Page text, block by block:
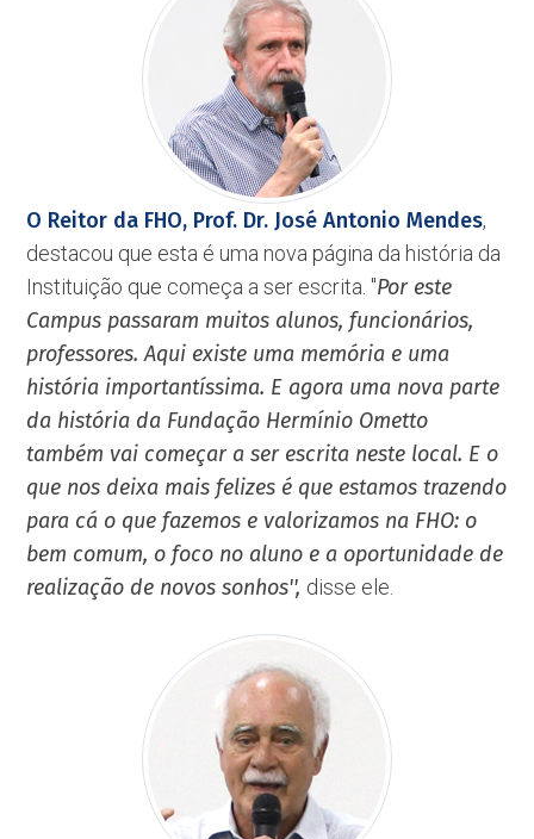
O Reitor da FHO, Prof. Dr. José Antonio Mendes,
destacou que esta é uma nova página da história da
Instituição que começa a ser escrita. ''Por este
Campus passaram muitos alunos, funcionários,
professores. Aqui existe uma memória e uma
história importantíssima. E agora uma nova parte
da história da Fundação Hermínio Ometto
também vai começar a ser escrita neste local. E o
que nos deixa mais felizes é que estamos trazendo
para cá o que fazemos e valorizamos na FHO: o
bem comum, o foco no aluno e a oportunidade de
realização de novos sonhos'', disse ele.